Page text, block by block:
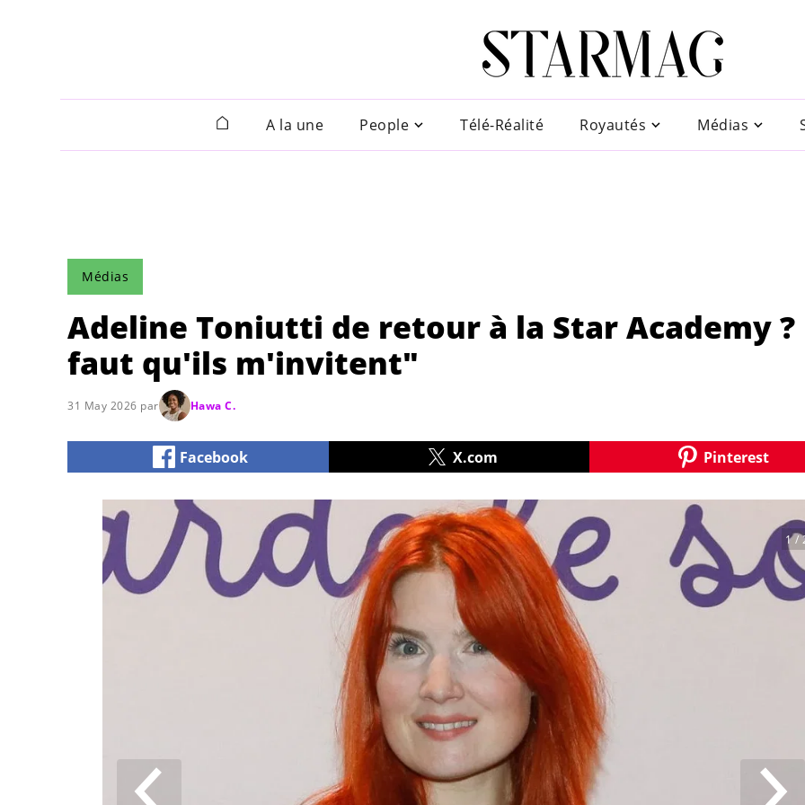
A la une People Télé-Réalité Royautés Médias
Médias
Adeline Toniutti de retour à la Star Academy
faut qu'ils m'invitent"
31 May 2026 par Hawa C.
Facebook X.com Pinterest
1 /